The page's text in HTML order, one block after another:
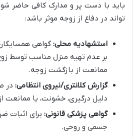
باید با دست پر و مدارک کافی حاضر
تواند در دفاع از زوجه موثر باشد:
استشهادیه محلی: گواهی همسایگان
بر عدم تهیه منزل مناسب توسط
ممانعت از بازگشت زوجه.
گزارش کلانتری/نیروی انتظامی: در
دلیل درگیری، خشونت، یا ممانعت
گواهی پزشکی قانونی: برای اثبات
جسمی و روحی.